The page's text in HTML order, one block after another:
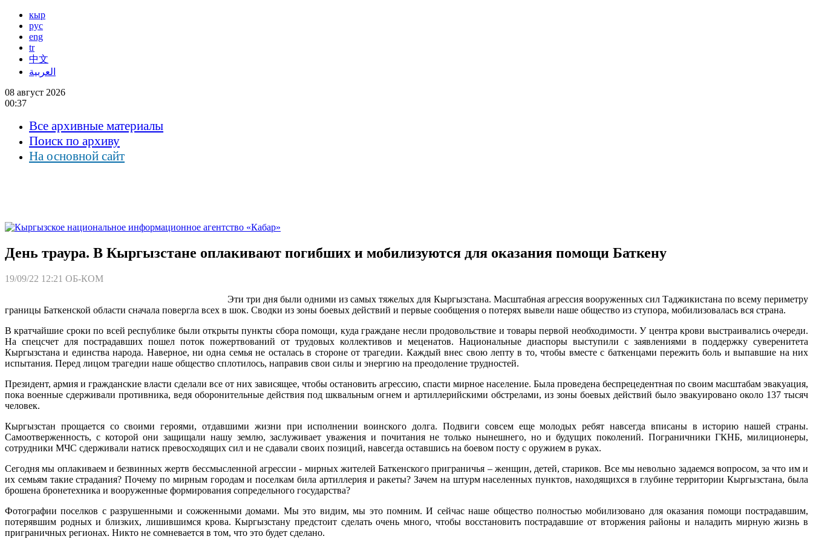
кыр
рус
eng
tr
中文
العربية
08 август 2026
00:37
Все архивные материалы
Поиск по архиву
На основной сайт
День траура. В Кыргызстане оплакивают погибших и мобилизуются для оказания помощи Баткену
19/09/22 12:21 ОБ-КОМ
Эти три дня были одними из самых тяжелых для Кыргызстана. Масштабная агрессия вооруженных сил Таджикистана по всему периметру
границы Баткенской области сначала повергла всех в шок. Сводки из зоны боевых действий и первые сообщения о потерях вывели наше общество из ступора, мобилизовалась вся страна.
В кратчайшие сроки по всей республике были открыты пункты сбора помощи, куда граждане несли продовольствие и товары первой необходимости. У центра крови выстраивались очереди.
На спецсчет для пострадавших пошел поток пожертвований от трудовых коллективов и меценатов. Национальные диаспоры выступили с заявлениями в поддержку суверенитета
Кыргызстана и единства народа. Наверное, ни одна семья не осталась в стороне от трагедии. Каждый внес свою лепту в то, чтобы вместе с баткенцами пережить боль и выпавшие на них
испытания. Перед лицом трагедии наше общество сплотилось, направив свои силы и энергию на преодоление трудностей.
Президент, армия и гражданские власти сделали все от них зависящее, чтобы остановить агрессию, спасти мирное население. Была проведена беспрецедентная по своим масштабам эвакуация,
пока военные сдерживали противника, ведя оборонительные действия под шквальным огнем и артиллерийскими обстрелами, из зоны боевых действий было эвакуировано около 137 тысяч
человек.
Кыргызстан прощается со своими героями, отдавшими жизни при исполнении воинского долга. Подвиги совсем еще молодых ребят навсегда вписаны в историю нашей страны.
Самоотверженность, с которой они защищали нашу землю, заслуживает уважения и почитания не только нынешнего, но и будущих поколений. Пограничники ГКНБ, милиционеры,
сотрудники МЧС сдерживали натиск превосходящих сил и не сдавали своих позиций, навсегда оставшись на боевом посту с оружием в руках.
Сегодня мы оплакиваем и безвинных жертв бессмысленной агрессии - мирных жителей Баткенского приграничья – женщин, детей, стариков. Все мы невольно задаемся вопросом, за что им и
их семьям такие страдания? Почему по мирным городам и поселкам била артиллерия и ракеты? Зачем на штурм населенных пунктов, находящихся в глубине территории Кыргызстана, была
брошена бронетехника и вооруженные формирования сопредельного государства?
Фотографии поселков с разрушенными и сожженными домами. Мы это видим, мы это помним. И сейчас наше общество полностью мобилизовано для оказания помощи пострадавшим,
потерявшим родных и близких, лишившимся крова. Кыргызстану предстоит сделать очень много, чтобы восстановить пострадавшие от вторжения районы и наладить мирную жизнь в
приграничных регионах. Никто не сомневается в том, что это будет сделано.